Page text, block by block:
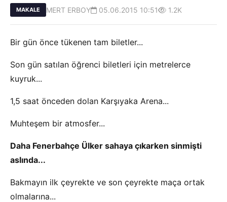
MAKALE MERT ERBOY 05.06.2015 10:51 1.2K
Bir gün önce tükenen tam biletler...
Son gün satılan öğrenci biletleri için metrelerce
kuyruk...
1,5 saat önceden dolan Karşıyaka Arena...
Muhteşem bir atmosfer...
Daha Fenerbahçe Ülker sahaya çıkarken sinmişti
aslında...
Bakmayın ilk çeyrekte ve son çeyrekte maça ortak
olmalarına...